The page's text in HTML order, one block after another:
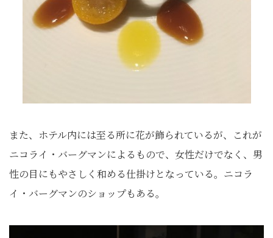
また、ホテル内には至る所に花が飾られているが、これが
ニコライ・バーグマンによるもので、女性だけでなく、男
性の目にもやさしく和める仕掛けとなっている。ニコラ
イ・バーグマンのショップもある。